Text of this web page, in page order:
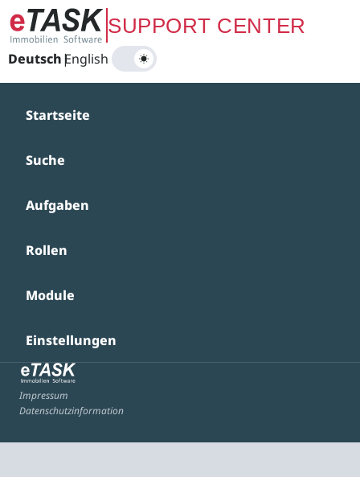
Zum Hauptinhalt springenSUPPORT CENTER
Deutsch|
English
Startseite
Suche
Aufgaben
Rollen
Module
Einstellungen
Impressum
Datenschutzinformation